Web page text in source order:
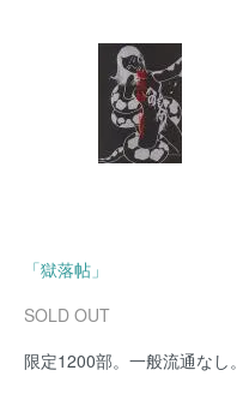
「獄落帖」
SOLD OUT
限定1200部。一般流通なし。